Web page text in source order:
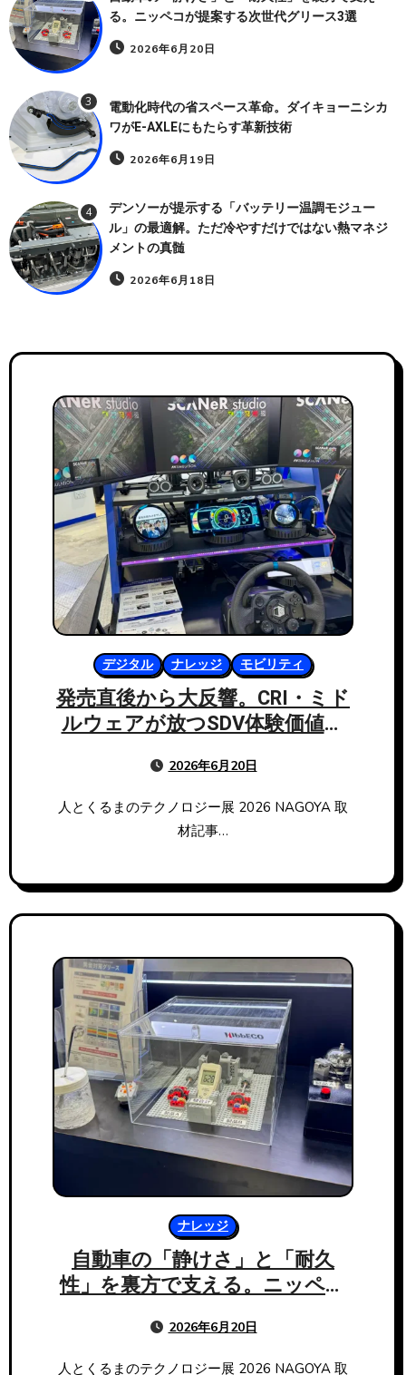
る。ニッペコが提案する次世代グリース3選
2026年6月20日
3
電動化時代の省スペース革命。ダイキョーニシカ
ワがE-AXLEにもたらす革新技術
2026年6月19日
4
デンソーが提示する「バッテリー温調モジュー
ル」の最適解。ただ冷やすだけではない熱マネジ
メントの真髄
2026年6月18日
デジタル ナレッジ モビリティ
発売直後から大反響。CRI・ミド
ルウェアが放つSDV体験価値シ
2026年6月20日
人とくるまのテクノロジー展 2026 NAGOYA 取
材記事…
ナレッジ
自動車の「静けさ」と「耐久
性」を裏方で支える。ニッペコ
2026年6月20日
人とくるまのテクノロジー展 2026 NAGOYA 取